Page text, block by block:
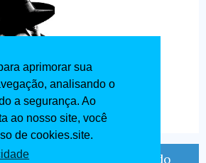
aprimorar sua
analisando o
a segurança. Ao
ao nosso site, você
de cookies.site.
1ª Temporada Dublado